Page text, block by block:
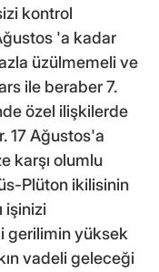
kontrol
'a kadar
üzülmemeli ve
ile beraber 7.
özel ilişkilerde
17 Ağustos'a
karşı olumlu
Plüton ikilisinin
işinizi
gerilimin yüksek
vadeli geleceği